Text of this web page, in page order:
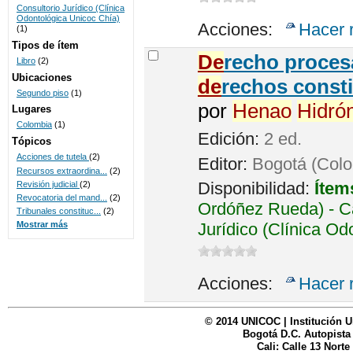
Acciones: Hacer
Derecho
derechos
por Henao
Edición: 2 ed.
Editor: Bogotá
Disponibilidad:
Ordóñez Rueda) -
Jurídico (Clínica
Acciones: Hacer
Consultorio Jurídico (Clínica
Odontológica Unicoc Chía)
(1)
Tipos de ítem
Libro (2)
Ubicaciones
Segundo piso (1)
Lugares
Colombia (1)
Tópicos
Acciones de tutela (2)
Recursos extraordina...
(2)
Revisión judicial (2)
Revocatoria del mand...
(2)
Tribunales constituc...
(2)
Mostrar más
© 2014 UNICOC | Institución
Bogotá D.C. Autopista
Cali: Calle 13 Norte